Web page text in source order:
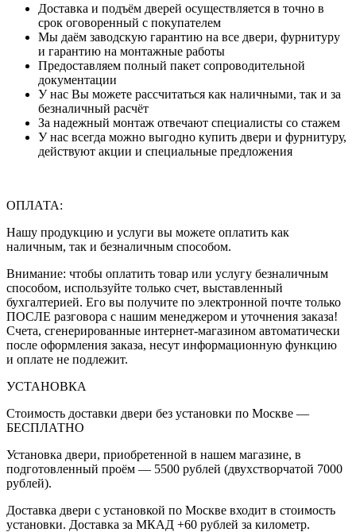
Доставка и подъём дверей осуществляется в точно в
срок оговоренный с покупателем
Мы даём заводскую гарантию на все двери, фурнитуру
и гарантию на монтажные работы
Предоставляем полный пакет сопроводительной
документации
У нас Вы можете рассчитаться как наличными, так и за
безналичный расчёт
За надежный монтаж отвечают специалисты со стажем
У нас всегда можно выгодно купить двери и фурнитуру,
действуют акции и специальные предложения
ОПЛАТА:
Нашу продукцию и услуги вы можете оплатить как
наличным, так и безналичным способом.
Внимание: чтобы оплатить товар или услугу безналичным
способом, используйте только счет, выставленный
бухгалтерией. Его вы получите по электронной почте только
ПОСЛЕ разговора с нашим менеджером и уточнения заказа!
Счета, сгенерированные интернет-магазином автоматически
после оформления заказа, несут информационную функцию
и оплате не подлежит.
УСТАНОВКА
Стоимость доставки двери без установки по Москве —
БЕСПЛАТНО
Установка двери, приобретенной в нашем магазине, в
подготовленный проём — 5500 рублей (двухстворчатой 7000
рублей).
Доставка двери с установкой по Москве входит в стоимость
установки. Доставка за МКАД +60 рублей за километр.